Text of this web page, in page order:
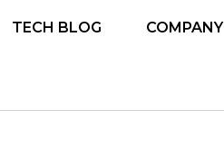
TECH BLOG COMPANY